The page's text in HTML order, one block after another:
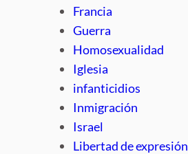
Francia
Guerra
Homosexualidad
Iglesia
infanticidios
Inmigración
Israel
Libertad de expresión